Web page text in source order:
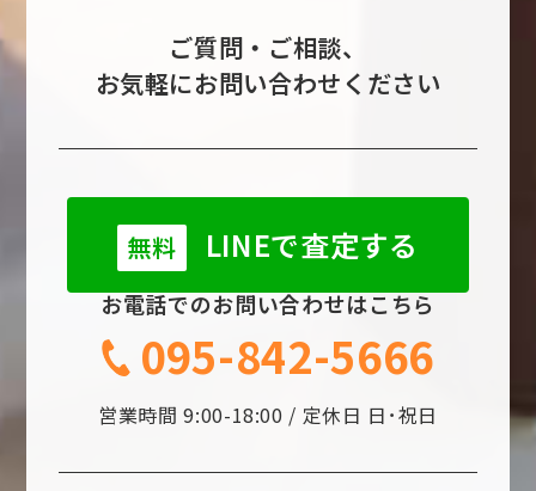
ご質問・ご相談、
お気軽にお問い合わせください
無料 LINEで査定する
お電話でのお問い合わせはこちら
095-842-5666
営業時間 9:00-18:00 / 定休日 日･祝日